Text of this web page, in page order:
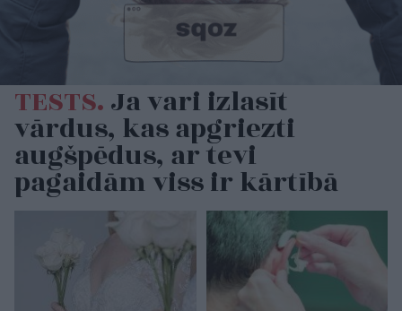
TESTS.Ja vari izlasīt
vārdus, kas apgriezti
augšpēdus, ar tevi
pagaidām viss ir kārtībā